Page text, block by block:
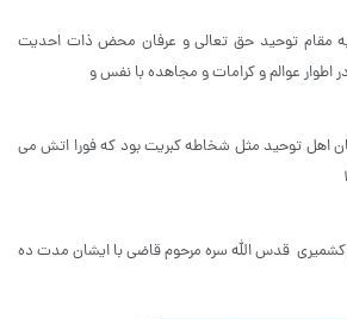
مقام توحید حق تعالی و عرفان محض ذات احدیت
اطوار عوالم و کرامات و مجاهده با نفس و
اهل توحید مثل شخاطه کبریت بود که فورا اتش می
کشمیری قدس الله سره مرحوم قاضی با ایشان مدت ده